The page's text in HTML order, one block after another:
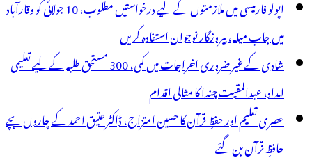
اپولو فارمیسی میں ملازمتوں کے لیے درخواستیں مطلوب، 10 جولائی کو وقارآباد
میں جاب میلہ، بیروزگار نوجوان استفادہ کریں
شادی کے غیر ضروری اخراجات میں کمی، 300 مستحق طلبہ کے لیے تعلیمی
امداد، عبدالمقیت چندا کا مثالی اقدام
عصری تعلیم اور حفظِ قرآن کا حسین امتزاج، ڈاکٹر عتیق احمد کے چاروں بچے
حافظِ قرآن بن گئے